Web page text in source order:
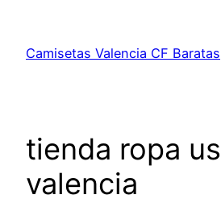
contenido
Camisetas Valencia CF Baratas
tienda ropa
valencia